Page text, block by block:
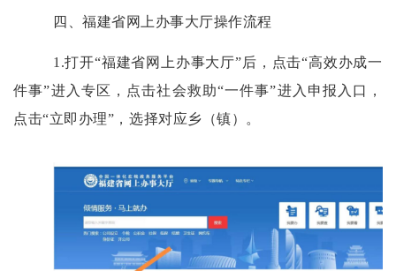
四、福建省网上办事大厅操作流程
1.打开“福建省网上办事大厅”后，点击“高效办成一
件事”进入专区，点击社会救助“一件事”进入申报入口，
点击“立即办理”，选择对应乡（镇）。